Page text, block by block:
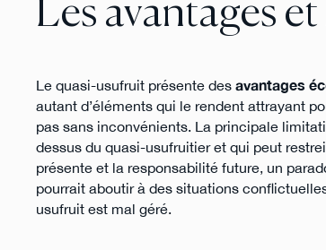
Les avantages
Le quasi-usufruit présente des avantages
autant d’éléments qui le rendent attrayant
pas sans inconvénients. La principale
dessus du quasi-usufruitier et qui peut
présente et la responsabilité future, un
pourrait aboutir à des situations
usufruit est mal géré.